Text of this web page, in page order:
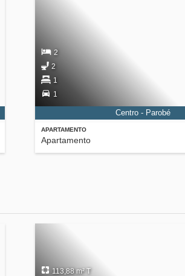
APARTAMENTO
Apartamento
2
2
1
1
Centro - Parobé
113,88 m² T